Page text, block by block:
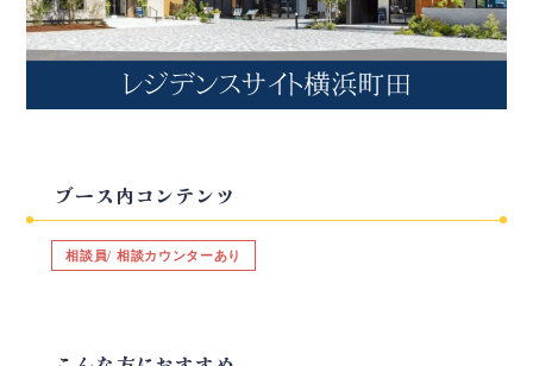
ブース内コンテンツ
相談員/ 相談カウンターあり